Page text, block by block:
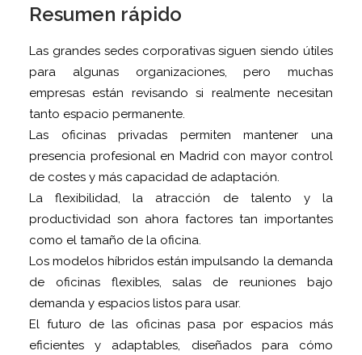
Resumen rápido
Las grandes sedes corporativas siguen siendo útiles
para algunas organizaciones, pero muchas
empresas están revisando si realmente necesitan
tanto espacio permanente.
Las oficinas privadas permiten mantener una
presencia profesional en Madrid con mayor control
de costes y más capacidad de adaptación.
La flexibilidad, la atracción de talento y la
productividad son ahora factores tan importantes
como el tamaño de la oficina.
Los modelos híbridos están impulsando la demanda
de oficinas flexibles, salas de reuniones bajo
demanda y espacios listos para usar.
El futuro de las oficinas pasa por espacios más
eficientes y adaptables, diseñados para cómo